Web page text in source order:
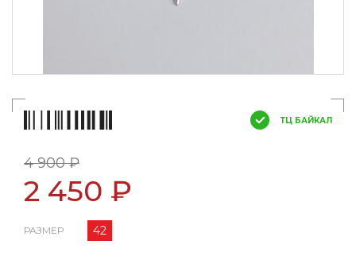
ТЦ БАЙКАЛ
4 900 ₽
2 450 ₽
РАЗМЕР 42